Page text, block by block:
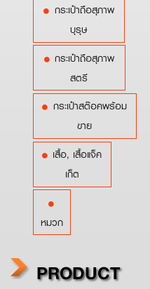
กระเป๋าถือสุภาพ
บุรุษ
กระเป๋าถือสุภาพ
สตรี
กระเป๋าสต๊อคพร้อม
ขาย
เสื้อ, เสื้อแจ็ค
เก็ต
หมวก
PRODUCT